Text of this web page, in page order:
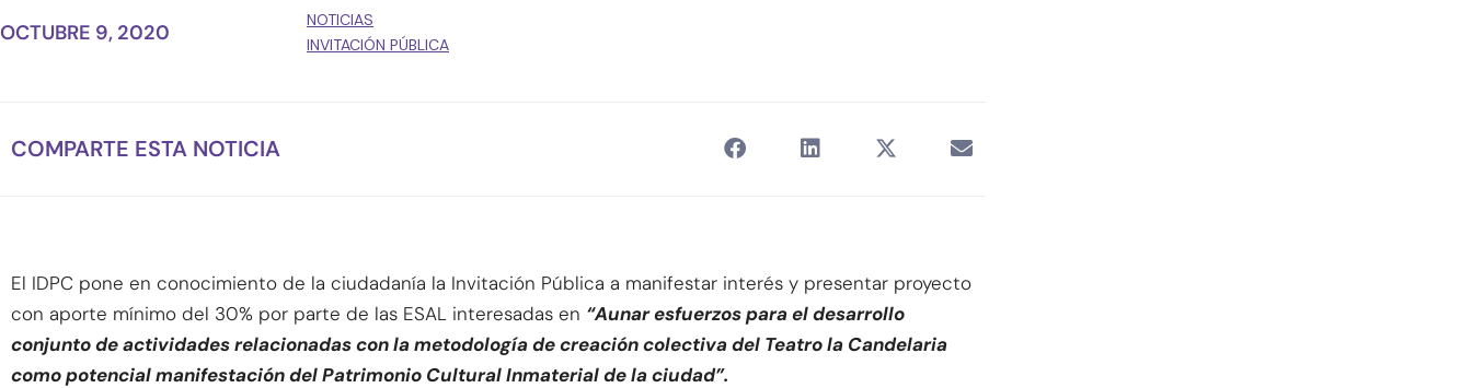
OCTUBRE 9, 2020
NOTICIAS
INVITACIÓN PÚBLICA
COMPARTE ESTA NOTICIA
El IDPC pone en conocimiento de la ciudadanía la Invitación Pública a manifestar interés y presentar proyecto
con aporte mínimo del 30% por parte de las ESAL interesadas en “Aunar esfuerzos para el desarrollo
conjunto de actividades relacionadas con la metodología de creación colectiva del Teatro la Candelaria
como potencial manifestación del Patrimonio Cultural Inmaterial de la ciudad”.